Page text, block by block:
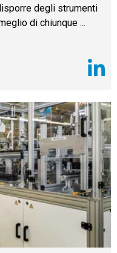
degli strumenti
di chiunque ...